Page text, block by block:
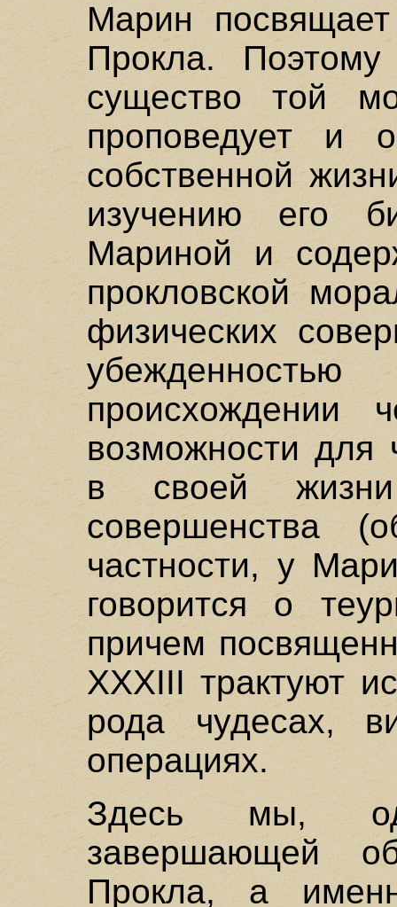
Марин
Прокла.
существо той
проповедует и
собственной
изучению его
Мариной и
прокловской
физических
происхождении
возможности для
в своей
частности, у
говорится о
причем
XXXIII трактуют
рода чудесах,
операциях.
Здесь мы,
завершающей
Прокла, а